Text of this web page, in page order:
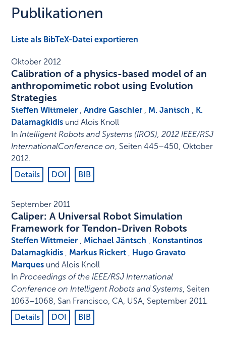
Publikationen
Liste als BibTeX-Datei exportieren
Oktober 2012
Calibration of a physics-based model of an
anthropomimetic robot using Evolution
Strategies
Steffen Wittmeier ,Andre Gaschler , M. Jantsch , K.
Dalamagkidis und Alois Knoll
InIntelligent Robots and Systems (IROS), 2012 IEEE/RSJ
InternationalConference on, Seiten 445–450, Oktober
2012.
Details
DOI BIB
September 2011
Caliper: A Universal Robot Simulation
Framework for Tendon-Driven Robots
Steffen Wittmeier , Michael Jäntsch , Konstantinos
Dalamagkidis , Markus Rickert , Hugo Gravato
Marques und Alois Knoll
InProceedings of the IEEE/RSJ International
Conference on Intelligent Robots and Systems, Seiten
1063–1068, San Francisco, CA, USA, September 2011.
Details
DOI BIB